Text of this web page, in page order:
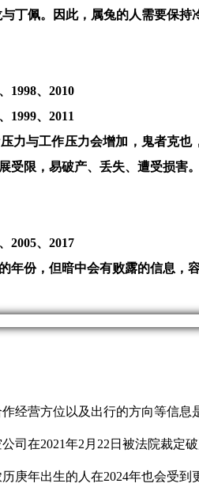
与丁佩。因此，属兔的人需要保
1998、2010
1999、2011
力与工作压力会增加，鬼者克
受限，易破产、丢失、遭受损害。
2005、2017
年份，但暗中会有败露的信息，
作经营方位以及出行的方向等信
公司在2021年2月22日被法院裁
庚年出生的人在2024年也会受到